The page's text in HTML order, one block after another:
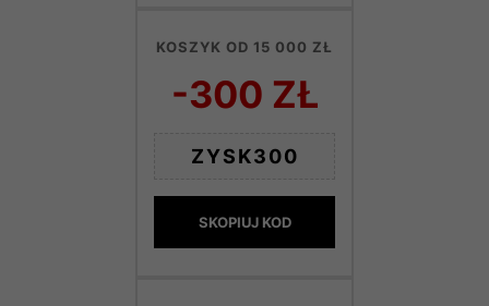
KOSZYK OD 15 000 ZŁ
-300 ZŁ
ZYSK300
SKOPIUJ KOD